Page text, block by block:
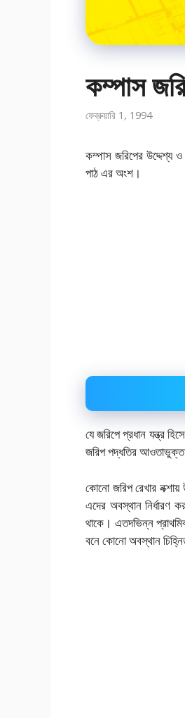
কম্পাস
ফেব্রুয়ারি 1, 1994
কম্পাস জরিপের উদ্দেশ্য
পাঠ এর অংশ।
যে জরিপে প্রধান যন্ত্র
জরিপ পদ্ধতির
কোনো জরিপ রেখার
এদের অবস্থান নির্ধারণ
থাকে। এতদভিন্ন
বনে কোনো অবস্থান